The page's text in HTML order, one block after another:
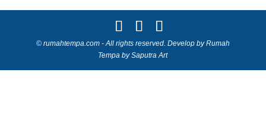
© rumahtempa.com - All rights reserved. Develop by Rumah
Tempa by Saputra Art